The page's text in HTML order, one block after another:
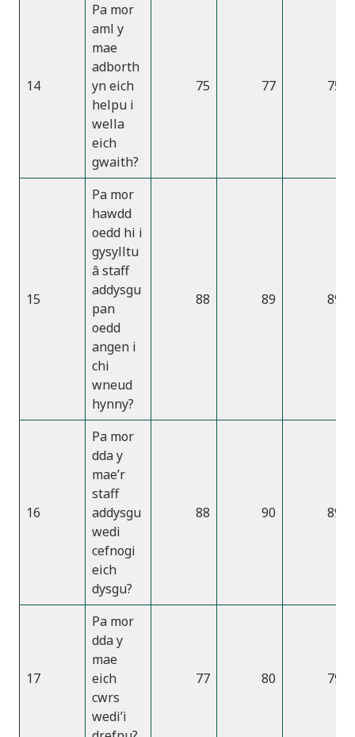
14
Pa mor
aml y
mae
adborth
yn eich
helpu i
wella
eich
gwaith?
75 77 75
15
Pa mor
hawdd
oedd hi i
gysylltu
â staff
addysgu
pan
oedd
angen i
chi
wneud
hynny?
88 89 89
16
Pa mor
dda y
mae’r
staff
addysgu
wedi
cefnogi
eich
dysgu?
88 90 89
17
Pa mor
dda y
mae
eich
cwrs
wedi’i
77 80 79